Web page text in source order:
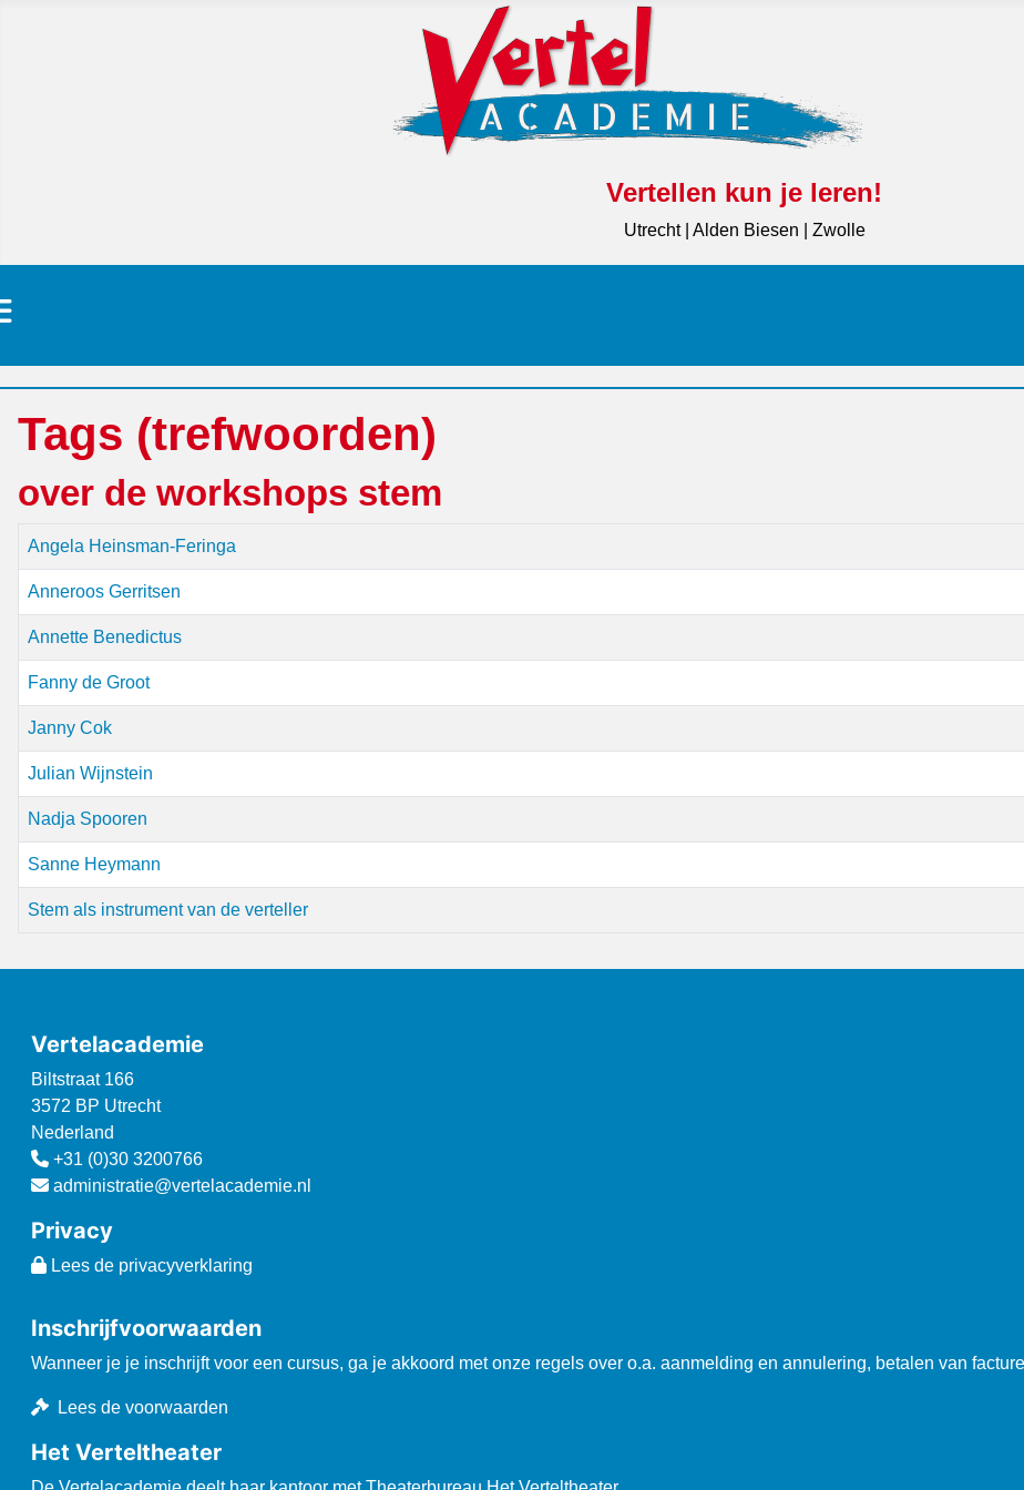
Vertellen kun je leren!
Utrecht | Alden Biesen | Zwolle
Tags (trefwoorden)
over de workshops stem
Titel
Angela Heinsman-Feringa
Anneroos Gerritsen
Annette Benedictus
Fanny de Groot
Janny Cok
Julian Wijnstein
Nadja Spooren
Sanne Heymann
Stem als instrument van de verteller
Vertelacademie
Biltstraat 166
3572 BP Utrecht
Nederland
+31 (0)30 3200766
administratie@vertelacademie.nl
Privacy
Lees de privacyverklaring
Inschrijfvoorwaarden
Wanneer je je inschrijft voor een cursus, ga je akkoord met onze regels over o.a. aanmelding en annulering, betalen van
Lees de voorwaarden
Het Verteltheater